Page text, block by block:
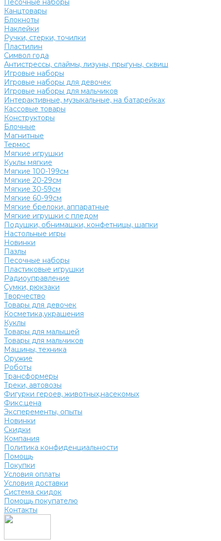
Песочные наборы
Канцтовары
Блокноты
Наклейки
Ручки, стерки, точилки
Пластилин
Символ года
Антистрессы, слаймы, лизуны, прыгуны, сквиш
Игровые наборы
Игровые наборы для девочек
Игровые наборы для мальчиков
Интерактивные, музыкальные, на батарейках
Кассовые товары
Конструкторы
Блочные
Магнитные
Термос
Мягкие игрушки
Куклы мягкие
Мягкие 100-199см
Мягкие 20-29см
Мягкие 30-59см
Мягкие 60-99см
Мягкие брелоки, аппаратные
Мягкие игрушки с пледом
Подушки, обнимашки, конфетницы, шапки
Настольные игры
Новинки
Пазлы
Песочные наборы
Пластиковые игрушки
Радиоуправление
Сумки, рюкзаки
Творчество
Товары для девочек
Косметика,украшения
Куклы
Товары для малышей
Товары для мальчиков
Машины, техника
Оружие
Роботы
Трансформеры
Треки, автовозы
Фигурки героев, животных,насекомых
Фикс.цена
Эксперементы, опыты
Новинки
Скидки
Компания
Политика конфиденциальности
Помощь
Покупки
Условия оплаты
Условия доставки
Система скидок
Помощь покупателю
Контакты